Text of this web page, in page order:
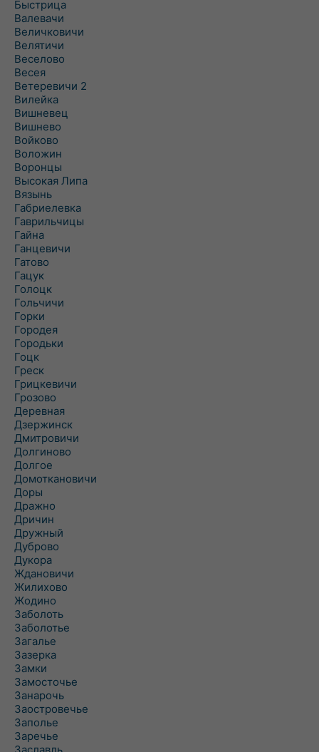
Быстрица
Валевачи
Величковичи
Велятичи
Веселово
Весея
Ветеревичи 2
Вилейка
Вишневец
Вишнево
Войково
Воложин
Воронцы
Высокая Липа
Вязынь
Габриелевка
Гаврильчицы
Гайна
Ганцевичи
Гатово
Гацук
Голоцк
Гольчичи
Горки
Городея
Городьки
Гоцк
Греск
Грицкевичи
Грозово
Деревная
Дзержинск
Дмитровичи
Долгиново
Долгое
Домоткановичи
Доры
Дражно
Дричин
Дружный
Дуброво
Дукора
Ждановичи
Жилихово
Жодино
Заболоть
Заболотье
Загалье
Зазерка
Замки
Замосточье
Занарочь
Заостровечье
Заполье
Заречье